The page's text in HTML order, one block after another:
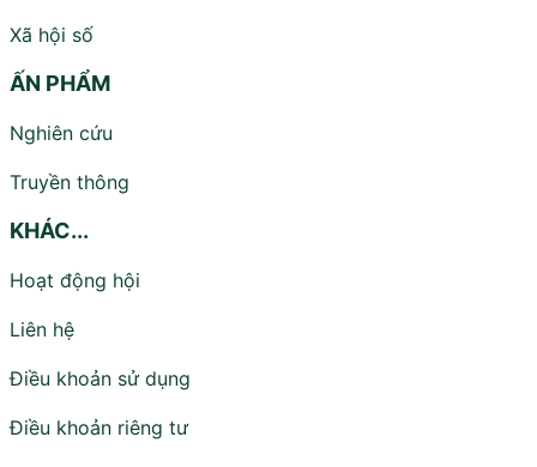
Xã hội số
ẤN PHẨM
Nghiên cứu
Truyền thông
KHÁC...
Hoạt động hội
Liên hệ
Điều khoản sử dụng
Điều khoản riêng tư